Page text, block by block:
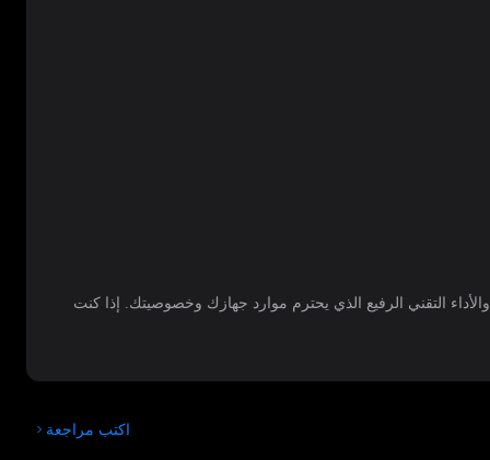
التقني الرفيع الذي يحترم موارد جهازك وخصوصيتك. إذا كنت
اكتب مراجعة